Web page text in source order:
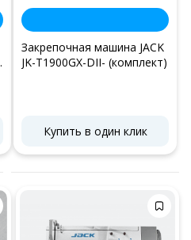
Закрепочная машина JACK
JK-T1900GX-DII- (комплект)
Купить в один клик